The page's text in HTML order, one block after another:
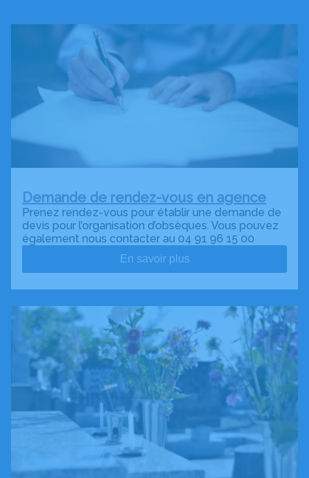
Demande de rendez-vous en agence
Prenez rendez-vous pour établir une demande de
devis pour l’organisation d’obsèques. Vous pouvez
également nous contacter au 04 91 96 15 00
En savoir plus